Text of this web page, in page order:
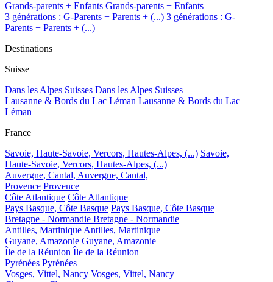
Grands-parents + Enfants Grands-parents + Enfants
3 générations : G-Parents + Parents + (...) 3 générations : G-
Parents + Parents + (...)
Destinations
Suisse
Dans les Alpes Suisses Dans les Alpes Suisses
Lausanne & Bords du Lac Léman Lausanne & Bords du Lac
Léman
France
Savoie, Haute-Savoie, Vercors, Hautes-Alpes, (...) Savoie,
Haute-Savoie, Vercors, Hautes-Alpes, (...)
Auvergne, Cantal, Auvergne, Cantal,
Provence Provence
Côte Atlantique Côte Atlantique
Pays Basque, Côte Basque Pays Basque, Côte Basque
Bretagne - Normandie Bretagne - Normandie
Antilles, MartiniqueAntilles, Martinique
Guyane, Amazonie Guyane, Amazonie
Île de la Réunion Île de la Réunion
Pyrénées Pyrénées
Vosges, Vittel, Nancy Vosges, Vittel, Nancy